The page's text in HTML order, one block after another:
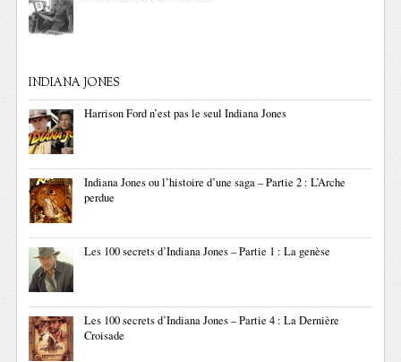
INDIANA JONES
Harrison Ford n’est pas le seul Indiana Jones
Indiana Jones ou l’histoire d’une saga – Partie 2 : L’Arche
perdue
Les 100 secrets d’Indiana Jones – Partie 1 : La genèse
Les 100 secrets d’Indiana Jones – Partie 4 : La Dernière
Croisade